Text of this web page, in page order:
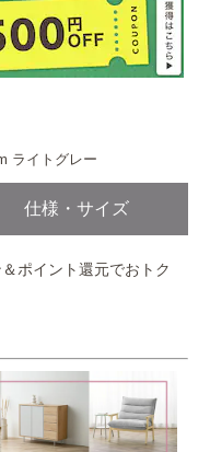
ライトグレー
仕様・サイズ
ポイント還元でおトク